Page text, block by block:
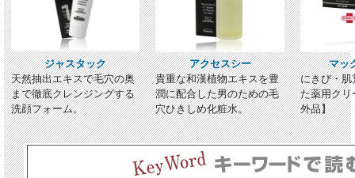
ジャスタック アクセスシー
マッ
天然抽出エキスで毛穴の奥
まで徹底クレンジングする
洗顔フォーム。
貴重な和漢植物エキスを豊
潤に配合した男のための毛
穴ひきしめ化粧水。
にきび・肌
た薬用クリ
外品】